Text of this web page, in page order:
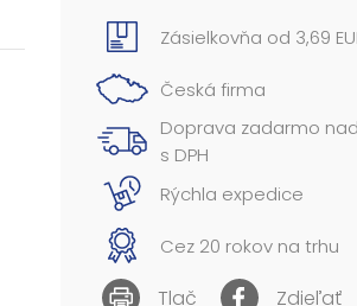
Dodávame vo vrecku so
Uvedená cena je za 1 balenie....
Zásielkovňa od 3,69
Česká firma
Doprava zadarmo nad
s DPH
Rýchla expedice
Cez 20 rokov na trhu
Tlač Zdieľať